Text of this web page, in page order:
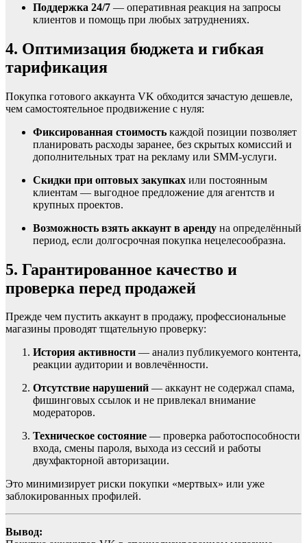
Поддержка 24/7 — оперативная реакция на запросы
клиентов и помощь при любых затруднениях.
4. Оптимизация бюджета и гибкая
тарификация
Покупка готового аккаунта VK обходится зачастую дешевле,
чем самостоятельное продвижение с нуля:
Фиксированная стоимость каждой позиции позволяет
планировать расходы заранее, без скрытых комиссий и
дополнительных трат на рекламу или SMM-услуги.
Скидки при оптовых закупках или постоянным
клиентам — выгодное предложение для агентств и
крупных проектов.
Возможность взять аккаунт в аренду на определённый
период, если долгосрочная покупка нецелесообразна.
5. Гарантированное качество и
проверка перед продажей
Прежде чем пустить аккаунт в продажу, профессиональные
магазины проводят тщательную проверку:
История активности — анализ публикуемого контента,
реакции аудитории и вовлечённости.
Отсутствие нарушений — аккаунт не содержал спама,
фишинговых ссылок и не привлекал внимание
модераторов.
Техническое состояние — проверка работоспособности
входа, смены пароля, выхода из сессий и работы
двухфакторной авторизации.
Это минимизирует риски покупки «мертвых» или уже
заблокированных профилей.
Вывод: